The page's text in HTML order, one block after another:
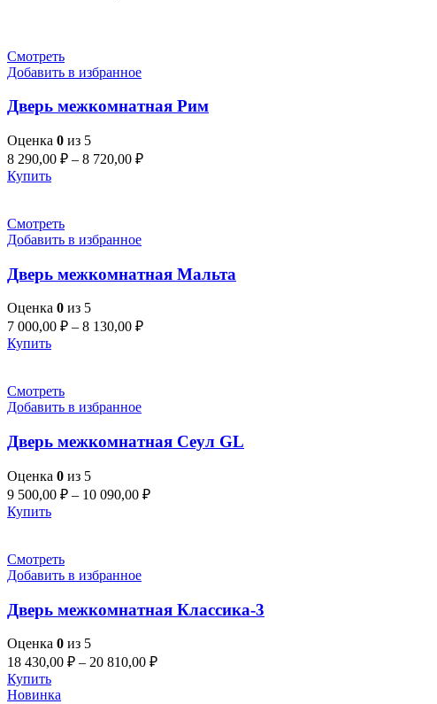
Смотреть
Добавить в избранное
Дверь межкомнатная Рим
Оценка 0 из 5
8 290,00 ₽ – 8 720,00 ₽
Купить
Смотреть
Добавить в избранное
Дверь межкомнатная Мальта
Оценка 0 из 5
7 000,00 ₽ – 8 130,00 ₽
Купить
Смотреть
Добавить в избранное
Дверь межкомнатная Сеул GL
Оценка 0 из 5
9 500,00 ₽ – 10 090,00 ₽
Купить
Смотреть
Добавить в избранное
Дверь межкомнатная Классика-3
Оценка 0 из 5
18 430,00 ₽ – 20 810,00 ₽
Купить
Новинка